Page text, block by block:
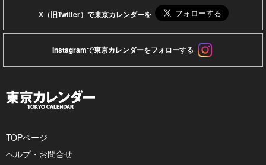
X（旧Twitter）で東京カレンダーを
Instagramで東京カレンダーをフォローする
TOPページ
ヘルプ・お問合せ